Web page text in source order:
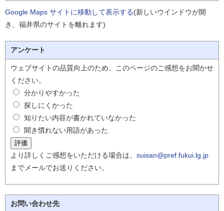
Google Maps サイトに移動して表示する(新しいウインドウが開
き、福井県のサイトを離れます)
アンケート
ウェブサイトの品質向上のため、このページのご感想をお聞かせ
ください。
分かりやすかった
探しにくかった
知りたい内容が書かれていなかった
聞き慣れない用語があった
より詳しくご感想をいただける場合は、 suisan@pref.fukui.lg.jp
までメールでお送りください。
お問い合わせ先